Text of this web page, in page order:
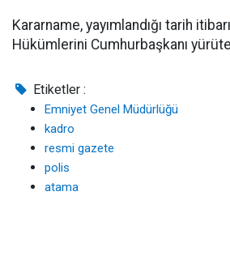
Kararname, yayımlandığı tarih
Hükümlerini Cumhurbaşkanı
Etiketler :
Emniyet Genel Müdürlüğü
kadro
resmi gazete
polis
atama